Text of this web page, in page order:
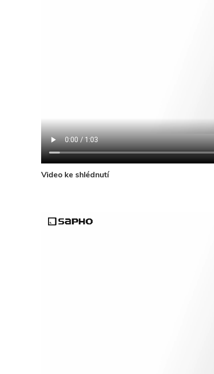
Video ke shlédnutí